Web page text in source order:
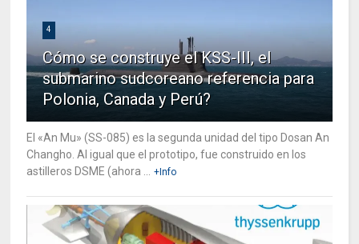
4
Cómo se construye el KSS-III, el
submarino sudcoreano referencia para
Polonia, Canada y Perú?
El «An Mu» (SS-085) es la segunda unidad del tipo Dosan An
Changho. Al igual que el prototipo, fue construido en los
astilleros DSME (ahora ... +Info